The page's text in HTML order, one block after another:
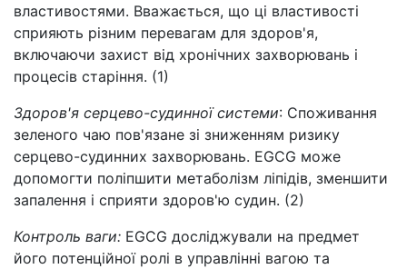
властивостями. Вважається, що ці властивості
сприяють різним перевагам для здоров'я,
включаючи захист від хронічних захворювань і
процесів старіння. (1)
Здоров'я серцево-судинної системи: Споживання
зеленого чаю пов'язане зі зниженням ризику
серцево-судинних захворювань. EGCG може
допомогти поліпшити метаболізм ліпідів, зменшити
запалення і сприяти здоров'ю судин. (2)
Контроль ваги: EGCG досліджували на предмет
його потенційної ролі в управлінні вагою та